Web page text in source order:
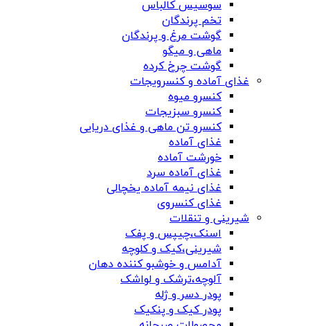
سوسیس کالباس
تخم پرندگان
گوشت مرغ و پرندگان
ماهی و میگو
گوشت چرخ کرده
غذای آماده و کنسرویجات
کنسرو میوه
کنسرو سبزیجات
کنسرو تن ماهی و غذای دریایی
غذای آماده
خورشت آماده
غذای آماده سرد
غذای نیمه آماده یخچالی
غذای کنسروی
شیرینی و تنقلات
اسنک،چیپس و پفک
شیرینی،کیک و کلوچه
آدامس و خوشبو کننده دهان
آلوچه،ترشک و لواشک
پودر دسر و ژله
پودر کیک و پنکیک